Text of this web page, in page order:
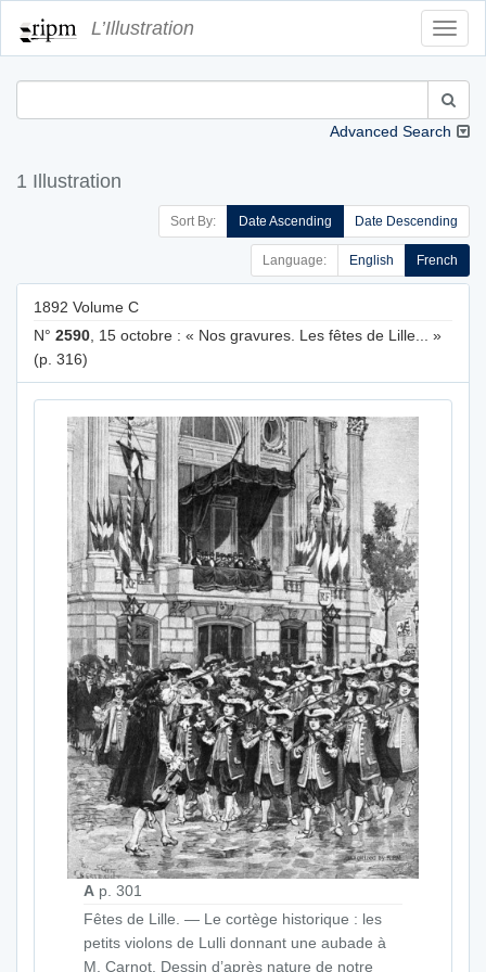
L’Illustration
Advanced Search
1 Illustration
Sort By: Date Ascending Date Descending
Language: English French
1892 Volume C
N° 2590 , 15 octobre : « Nos gravures. Les fêtes de Lille... »
(p. 316)
A p. 301
Fêtes de Lille. — Le cortège historique : les
petits violons de Lulli donnant une aubade à
M. Carnot. Dessin d’après nature de notre